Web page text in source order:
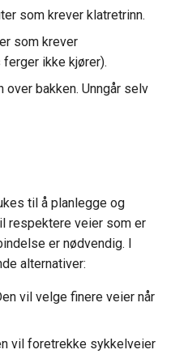
som krever klatretrinn.
som krever
ikke kjører).
over bakken. Unngår selv
til å planlegge og
respektere veier som er
er nødvendig. I
alternativer:
vil velge finere veier når
vil foretrekke sykkelveier